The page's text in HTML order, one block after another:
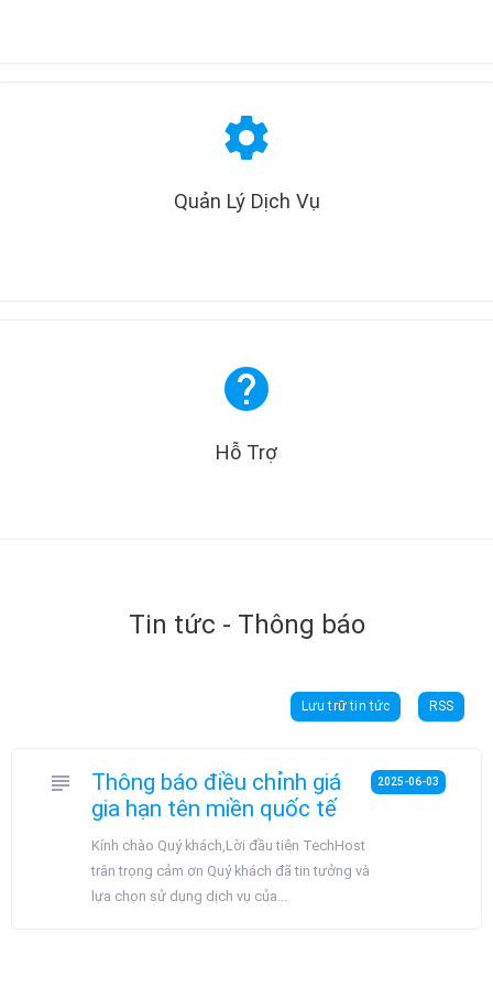
settings
Quản Lý Dịch Vụ
help
Hỗ Trợ
Tin tức - Thông báo
Lưu trữ tin tức RSS
subject
Thông báo điều chỉnh giá
gia hạn tên miền quốc tế
Kính chào Quý khách,Lời đầu tiên TechHost
trân trọng cảm ơn Quý khách đã tin tưởng và
lựa chọn sử dụng dịch vụ của...
2025-06-03